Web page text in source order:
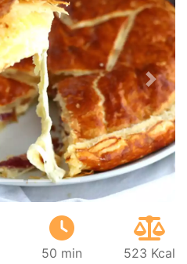
50 min 523 Kcal